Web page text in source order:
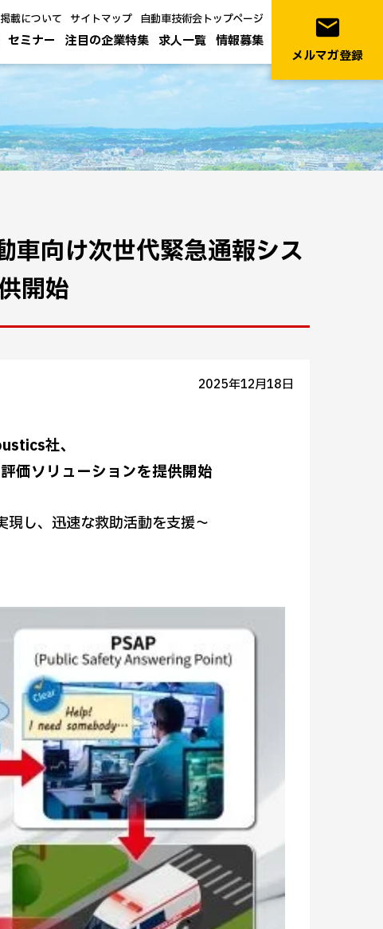
セミナー 注目の企業特集 求人一覧 情報募集
載について サイトマップ 自動車技術会トップページ email
メルマガ登録
向け次世代緊急通報シス
開始
2025年12月18日
社、
価ソリューションを提供開始
し、迅速な救助活動を支援〜